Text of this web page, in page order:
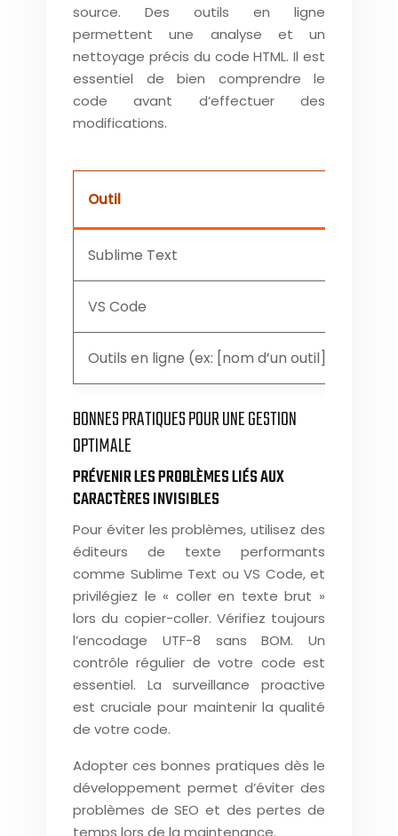
source. Des outils en ligne
permettent une analyse et un
nettoyage précis du code HTML. Il est
essentiel de bien comprendre le
code avant d’effectuer des
modifications.
Outil
Sublime Text
VS Code
Outils en ligne (ex: [nom d’un outil])
BONNES PRATIQUES POUR UNE GESTION
OPTIMALE
PRÉVENIR LES PROBLÈMES LIÉS AUX
CARACTÈRES INVISIBLES
Pour éviter les problèmes, utilisez des
éditeurs de texte performants
comme Sublime Text ou VS Code, et
privilégiez le « coller en texte brut »
lors du copier-coller. Vérifiez toujours
l’encodage UTF-8 sans BOM. Un
contrôle régulier de votre code est
essentiel. La surveillance proactive
est cruciale pour maintenir la qualité
de votre code.
Adopter ces bonnes pratiques dès le
développement permet d’éviter des
problèmes de SEO et des pertes de
temps lors de la maintenance.